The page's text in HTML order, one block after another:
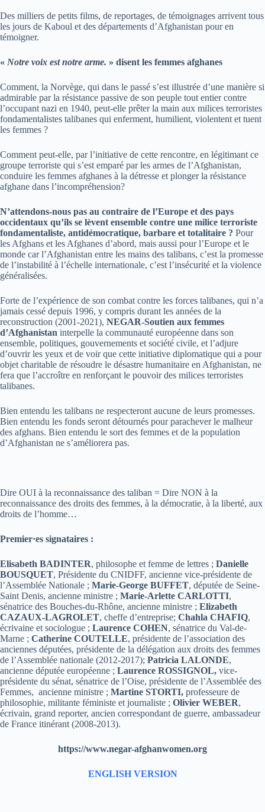
Des milliers de petits films, de reportages, de témoignages arrivent tous
les jours de Kaboul et des départements d’Afghanistan pour en
témoigner.
« Notre voix est notre arme. » disent les femmes afghanes
Comment, la Norvège, qui dans le passé s’est illustrée d’une manière si
admirable par la résistance passive de son peuple tout entier contre
l’occupant nazi en 1940, peut-elle prêter la main aux milices terroristes
fondamentalistes talibanes qui enferment, humilient, violentent et tuent
les femmes ?
Comment peut-elle, par l’initiative de cette rencontre, en légitimant ce
groupe terroriste qui s’est emparé par les armes de l’Afghanistan,
conduire les femmes afghanes à la détresse et plonger la résistance
afghane dans l’incompréhension?
N’attendons-nous pas au contraire de l’Europe et des pays
occidentaux qu’ils se lèvent ensemble contre une milice terroriste
fondamentaliste, antidémocratique, barbare et totalitaire ? Pour
les Afghans et les Afghanes d’abord, mais aussi pour l’Europe et le
monde car l’Afghanistan entre les mains des talibans, c’est la promesse
de l’instabilité à l’échelle internationale, c’est l’insécurité et la violence
généralisées.
Forte de l’expérience de son combat contre les forces talibanes, qui n’a
jamais cessé depuis 1996, y compris durant les années de la
reconstruction (2001-2021), NEGAR-Soutien aux femmes
d’Afghanistan interpelle la communauté européenne dans son
ensemble, politiques, gouvernements et société civile, et l’adjure
d’ouvrir les yeux et de voir que cette initiative diplomatique qui a pour
objet charitable de résoudre le désastre humanitaire en Afghanistan, ne
fera que l’accroître en renforçant le pouvoir des milices terroristes
talibanes.
Bien entendu les talibans ne respecteront aucune de leurs promesses.
Bien entendu les fonds seront détournés pour parachever le malheur
des afghans. Bien entendu le sort des femmes et de la population
d’Afghanistan ne s’améliorera pas.
Dire OUI à la reconnaissance des taliban = Dire NON à la
reconnaissance des droits des femmes, à la démocratie, à la liberté, aux
droits de l’homme…
Premier·es signataires :
Elisabeth BADINTER, philosophe et femme de lettres ; Danielle
BOUSQUET, Présidente du CNIDFF, ancienne vice-présidente de
l’Assemblée Nationale ; Marie-George BUFFET, députée de Seine-
Saint Denis, ancienne ministre ; Marie-Arlette CARLOTTI,
sénatrice des Bouches-du-Rhône, ancienne ministre ; Elizabeth
CAZAUX-LAGROLET, cheffe d’entreprise; Chahla CHAFIQ,
écrivaine et sociologue ; Laurence COHEN, sénatrice du Val-de-
Marne ; Catherine COUTELLE, présidente de l’association des
anciennes députées, présidente de la délégation aux droits des femmes
de l’Assemblée nationale (2012-2017); Patricia LALONDE,
ancienne députée européenne ; Laurence ROSSIGNOL, vice-
présidente du sénat, sénatrice de l’Oise, présidente de l’Assemblée des
Femmes, ancienne ministre ; Martine STORTI, professeure de
philosophie, militante féministe et journaliste ; Olivier WEBER,
écrivain, grand reporter, ancien correspondant de guerre, ambassadeur
de France itinérant (2008-2013).
https://www.negar-afghanwomen.org
ENGLISH VERSION